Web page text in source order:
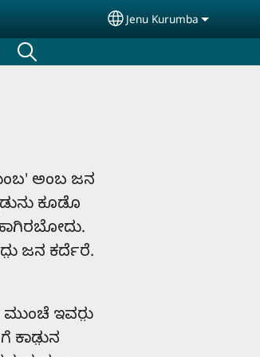
Select your language
Jenu Kurumba
ಅಂಬ ಜನ
ಕೂಡೊ
ಜನ ಕರ್ದೆರೆ.
ಮುಂಚೆ ಇವರು಼
ಕಾಡು಼ನ